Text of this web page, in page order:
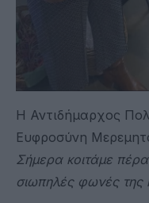
Η Αντιδήμαρχος
Ευφροσύνη
Σήμερα κοιτάμε πέρα
σιωπηλές φωνές της